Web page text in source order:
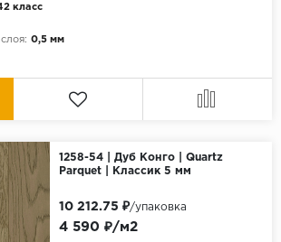
класс
0,5 мм
1258-54 | Дуб Конго | Quartz
Parquet | Классик 5 мм
4 590 ₽/м2
10 212.75 ₽/упаковка